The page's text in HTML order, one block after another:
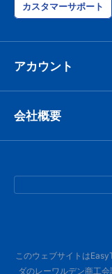
カスタマーサポート
アカウント
会社概要
このウェブサイトは
ダのレーワルデン商工